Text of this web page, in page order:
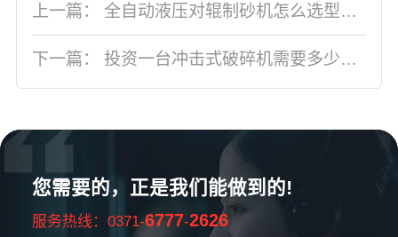
上一篇： 全自动液压对辊制砂机怎么选型？结构原理是什么？
下一篇： 投资一台冲击式破碎机需要多少钱，设备优势有哪些?(附冲击破工作原理图)
您需要的，正是我们能做到的!
服务热线：0371-6777-2626